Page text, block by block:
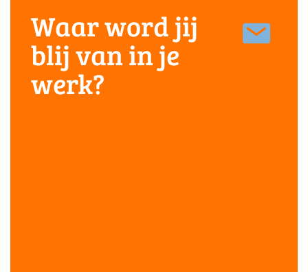
Waar word jij
blij van in je
werk?